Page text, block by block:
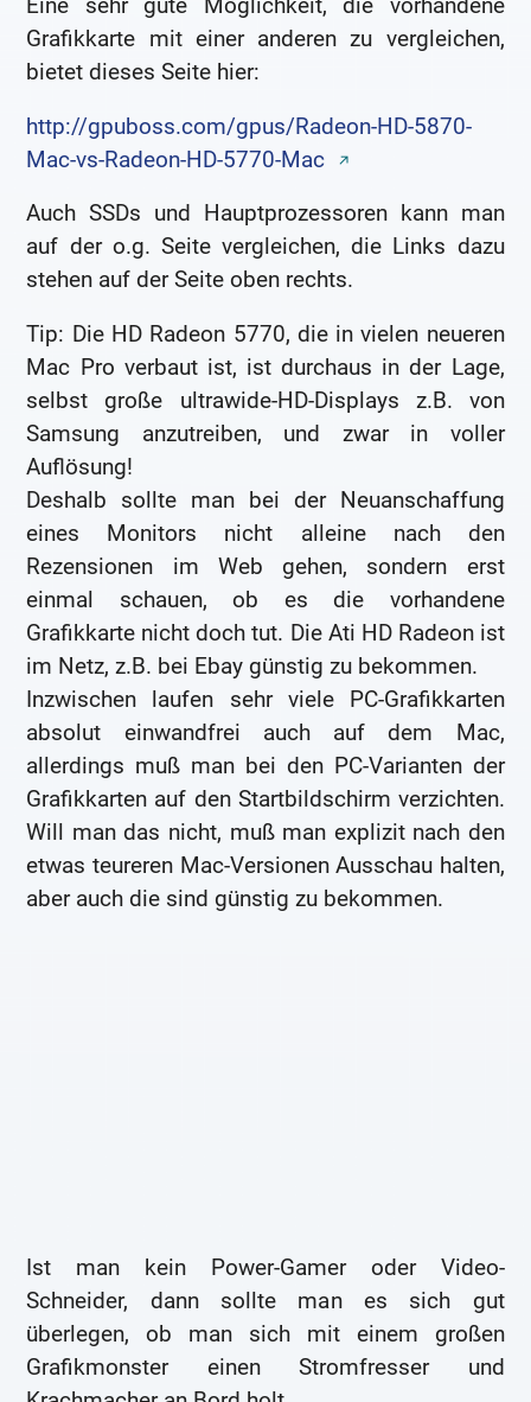
Eine sehr gute Möglichkeit, die vorhandene
Grafikkarte mit einer anderen zu vergleichen,
bietet dieses Seite hier:
http://gpuboss.com/gpus/Radeon-HD-5870-
Mac-vs-Radeon-HD-5770-Mac
Auch SSDs und Hauptprozessoren kann man
auf der o.g. Seite vergleichen, die Links dazu
stehen auf der Seite oben rechts.
Tip: Die HD Radeon 5770, die in vielen neueren
Mac Pro verbaut ist, ist durchaus in der Lage,
selbst große ultrawide-HD-Displays z.B. von
Samsung anzutreiben, und zwar in voller
Auflösung!
Deshalb sollte man bei der Neuanschaffung
eines Monitors nicht alleine nach den
Rezensionen im Web gehen, sondern erst
einmal schauen, ob es die vorhandene
Grafikkarte nicht doch tut. Die Ati HD Radeon ist
im Netz, z.B. bei Ebay günstig zu bekommen.
Inzwischen laufen sehr viele PC-Grafikkarten
absolut einwandfrei auch auf dem Mac,
allerdings muß man bei den PC-Varianten der
Grafikkarten auf den Startbildschirm verzichten.
Will man das nicht, muß man explizit nach den
etwas teureren Mac-Versionen Ausschau halten,
aber auch die sind günstig zu bekommen.
Ist man kein Power-Gamer oder Video-
Schneider, dann sollte man es sich gut
überlegen, ob man sich mit einem großen
Grafikmonster einen Stromfresser und